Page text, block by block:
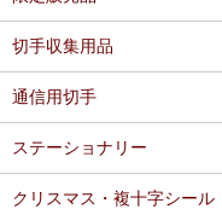
切手収集用品
通信用切手
ステーショナリー
クリスマス・複十字シール